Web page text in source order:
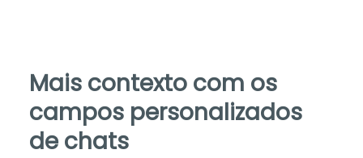
Mais contexto com os
campos personalizados
de chats